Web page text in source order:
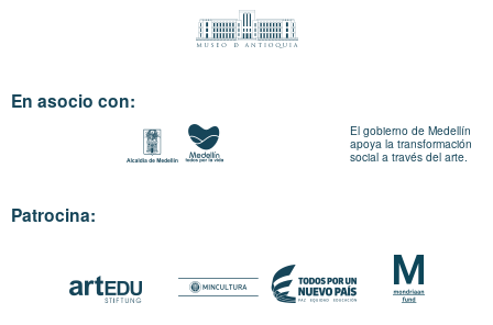
En asocio con:
El gobierno de Medellín
apoya la transformación
social a través del arte.
Patrocina: